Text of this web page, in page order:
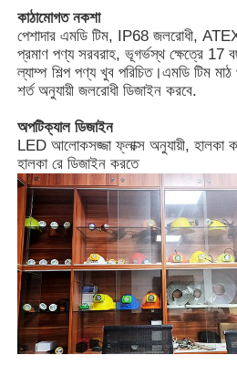
কাঠামোগত নকশা
পেশাদার এমডি টিম, IP68 জলরোধী,
প্রমাণ পণ্য সরবরাহ, ভূগর্ভস্থ ক্ষেত্রে 17
ল্যাম্প শিল্প পণ্য খুব পরিচিত।এমডি টিম মাঠ
শর্ত অনুযায়ী জলরোধী ডিজাইন করবে.
অপটিক্যাল ডিজাইন
LED আলোকসজ্জা ফ্লাক্স অনুযায়ী, হালকা
হালকা রে ডিজাইন করতে